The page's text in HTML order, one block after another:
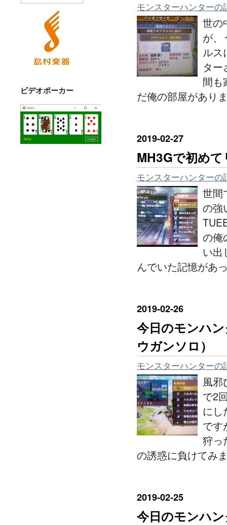
モンスターハンターの
世の
が、
ルス
ター
間も
だ俺の部屋があり
2019-02-27
MH3Gで初め
モンスターハンターの
世間
の強
の俺
い出
んでいた記憶があ
2019-02-26
今日のモンハ
ウガンソロ）
モンスターハンターの
風邪
で2
にし
です
狩っ
の誘惑に負けてみ
2019-02-25
今日のモンハ
ビデオポーカー